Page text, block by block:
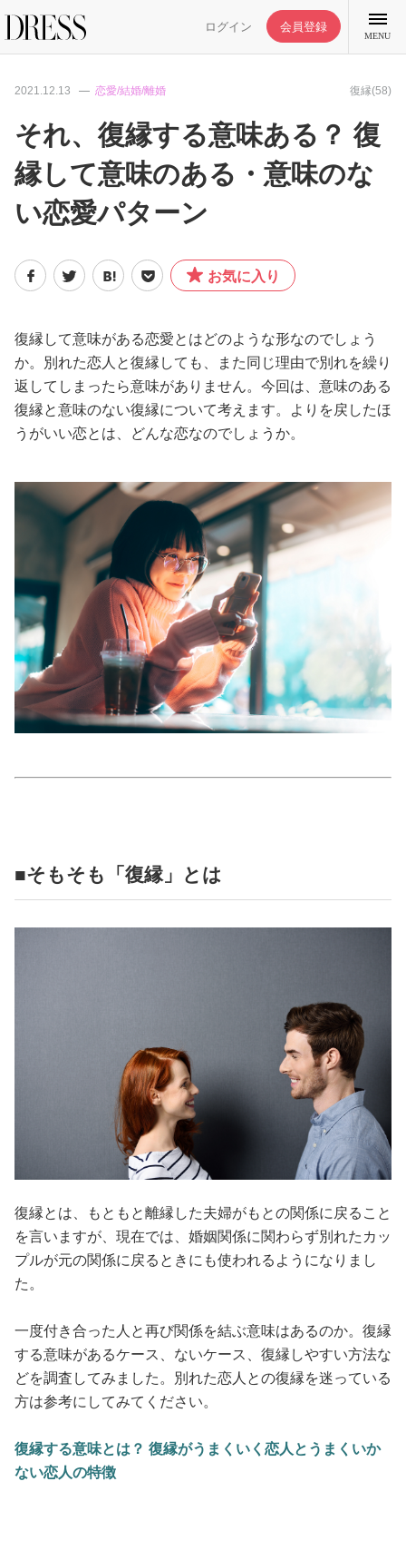
ログイン 会員登録
MENU
特集記事
DRESS部活
ライフスタイル
ファッション
恋愛/結婚/離婚
美容/健康
ワークスタイル
妊娠/出産/家族
ココロ/カラダ
グルメ
トラベル
性と愛
2021.12.13 恋愛/結婚/離婚 復縁(58)
それ、復縁する意味ある？ 復
縁して意味のある・意味のな
い恋愛パターン
お気に入り
復縁して意味がある恋愛とはどのような形なのでしょう
か。別れた恋人と復縁しても、また同じ理由で別れを繰り
返してしまったら意味がありません。今回は、意味のある
復縁と意味のない復縁について考えます。よりを戻したほ
うがいい恋とは、どんな恋なのでしょうか。
■そもそも「復縁」とは
復縁とは、もともと離縁した夫婦がもとの関係に戻ること
を言いますが、現在では、婚姻関係に関わらず別れたカッ
プルが元の関係に戻るときにも使われるようになりまし
た。
一度付き合った人と再び関係を結ぶ意味はあるのか。復縁
する意味があるケース、ないケース、復縁しやすい方法な
どを調査してみました。別れた恋人との復縁を迷っている
方は参考にしてみてください。
復縁する意味とは？ 復縁がうまくいく恋人とうまくいか
ない恋人の特徴